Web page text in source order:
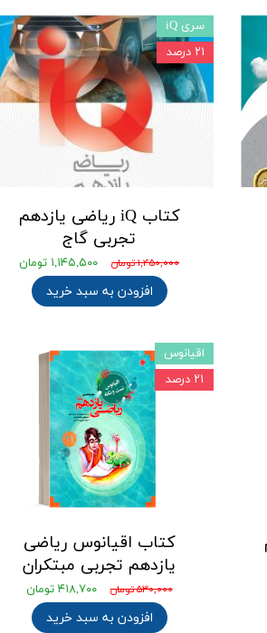
کتاب iQ ریاضی یازدهم
تجربی گاج
۱,۴۵۰,۰۰۰ تومان ۱,۱۴۵,۵۰۰ تومان
افزودن به سبد خرید
سری iQ
۲۱ درصد
کتاب اقیانوس ریاضی
یازدهم تجربی مبتکران
۵۳۰,۰۰۰ تومان ۴۱۸,۷۰۰ تومان
افزودن به سبد خرید
اقیانوس
۲۱ درصد